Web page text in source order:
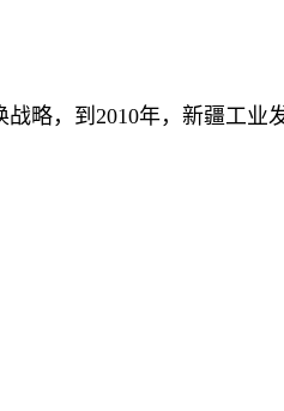
，到2010年，新疆工业